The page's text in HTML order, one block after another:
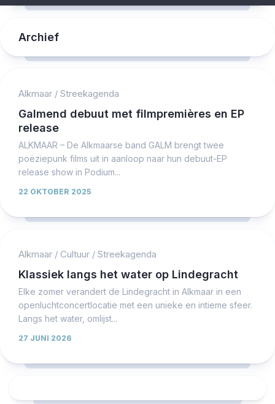
Archief
Alkmaar / Streekagenda
Galmend debuut met filmpremières en EP
release
ALKMAAR – De Alkmaarse band GALM brengt twee
poëziepunk films uit in aanloop naar hun debuut-EP
release show in Podium...
22 OKTOBER 2025
Alkmaar / Cultuur / Streekagenda
Klassiek langs het water op Lindegracht
Elke zomer verandert de Lindegracht in Alkmaar in een
openluchtconcertlocatie met een unieke en intieme sfeer.
Langs het water, omlijst...
27 JUNI 2026